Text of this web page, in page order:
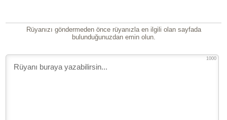
Rüyanızı göndermeden önce rüyanızla en ilgili olan sayfada
bulunduğunuzdan emin olun.
1000